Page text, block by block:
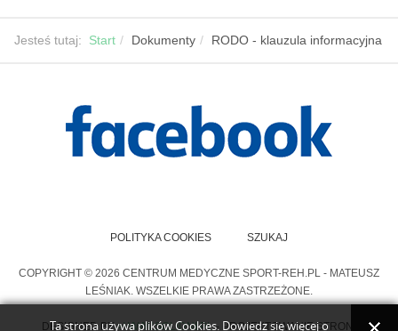
Jesteś tutaj: Start Dokumenty RODO - klauzula informacyjna
POLITYKA COOKIES SZUKAJ
COPYRIGHT © 2026 CENTRUM MEDYCZNE SPORT-REH.PL - MATEUSZ
LEŚNIAK. WSZELKIE PRAWA ZASTRZEŻONE.
DESIGNED BY>WWW.SOLIDNI.PL- PROJEKTOWANIE STRON.
Ta strona używa plików Cookies. Dowiedz się więcej o